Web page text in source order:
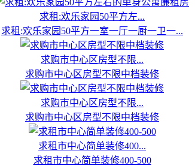
求租:欢乐家园50平方左...
求租:欢乐家园50平方一室一厅一厨一卫一...
求购市中心区房型不限...
求购市中心区房型不限中档装修
求购市中心区房型不限...
求购市中心区房型不限中档装修
求租市中心简单装修400...
求租市中心简单装修400-500